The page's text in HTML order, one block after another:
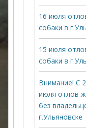
16 июля
собаки в
15 июля
собаки в
Внимание! С
июля отлов
без
г.Ульяновске